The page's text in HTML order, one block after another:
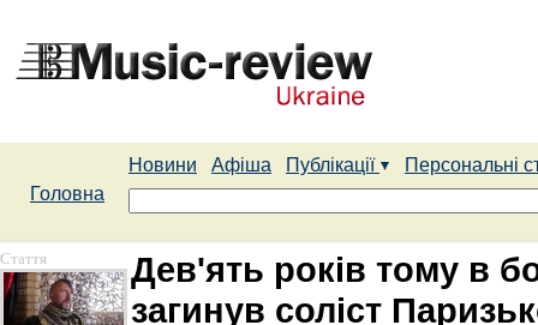
Новини Афіша Публікації
Персональні
Головна
Стаття
Дев'ять років тому в
загинув соліст